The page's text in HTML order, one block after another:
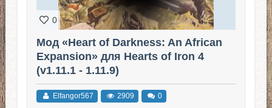
0
Мод «Heart of Darkness: An African
Expansion» для Hearts of Iron 4
(v1.11.1 - 1.11.9)
Elfangor567 2909 0